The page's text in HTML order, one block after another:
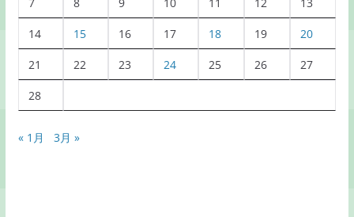
14 15 16 17 18 19 20
21 22 23 24 25 26 27
28
« 1月 3月 »